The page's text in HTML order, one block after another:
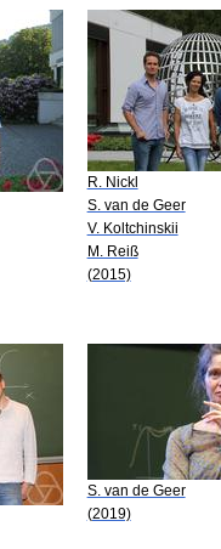
R. Nickl
S. van de Geer
V. Koltchinskii
M. Reiß
(2015)
S. van de Geer
(2019)